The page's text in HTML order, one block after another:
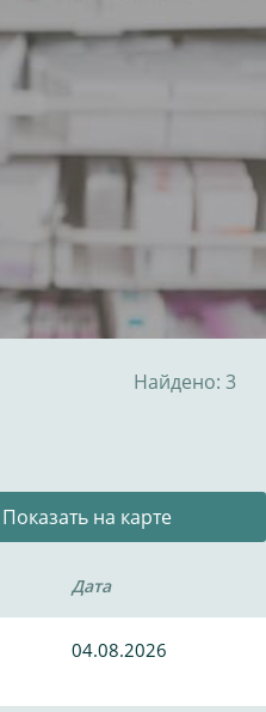
Найдено: 3
Показать на карте
Дата
04.08.2026